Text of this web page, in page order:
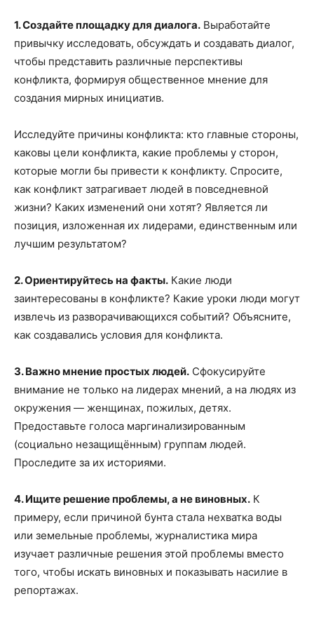
1. Создайте площадку для диалога. Выработайте
привычку исследовать, обсуждать и создавать диалог,
чтобы представить различные перспективы
конфликта, формируя общественное мнение для
создания мирных инициатив.
Исследуйте причины конфликта: кто главные стороны,
каковы цели конфликта, какие проблемы у сторон,
которые могли бы привести к конфликту. Спросите,
как конфликт затрагивает людей в повседневной
жизни? Каких изменений они хотят? Является ли
позиция, изложенная их лидерами, единственным или
лучшим результатом?
2. Ориентируйтесь на факты. Какие люди
заинтересованы в конфликте? Какие уроки люди могут
извлечь из разворачивающихся событий? Объясните,
как создавались условия для конфликта.
3. Важно мнение простых людей. Сфокусируйте
внимание не только на лидерах мнений, а на людях из
окружения — женщинах, пожилых, детях.
Предоставьте голоса маргинализированным
(социально незащищённым) группам людей.
Проследите за их историями.
4. Ищите решение проблемы, а не виновных. К
примеру, если причиной бунта стала нехватка воды
или земельные проблемы, журналистика мира
изучает различные решения этой проблемы вместо
того, чтобы искать виновных и показывать насилие в
репортажах.